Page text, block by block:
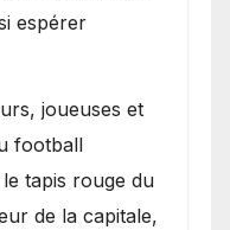
espérer
joueuses et
football
tapis rouge du
de la capitale,